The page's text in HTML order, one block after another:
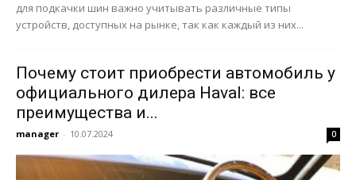
для подкачки шин важно учитывать различные типы
устройств, доступных на рынке, так как каждый из них...
Почему стоит приобрести автомобиль у
официального дилера Haval: все
преимущества и...
manager - 10.07.2024 0